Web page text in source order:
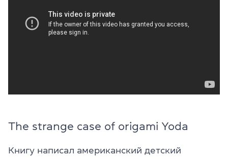
The strange case of origami Yoda
Книгу написал американский детский